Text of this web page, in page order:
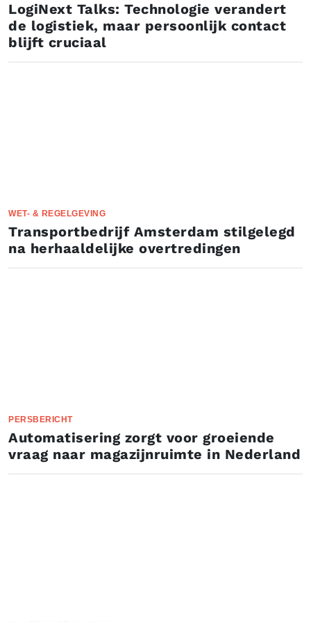
LogiNext Talks: Technologie verandert
de logistiek, maar persoonlijk contact
blijft cruciaal
WET- & REGELGEVING
Transportbedrijf Amsterdam stilgelegd
na herhaaldelijke overtredingen
PERSBERICHT
Automatisering zorgt voor groeiende
vraag naar magazijnruimte in Nederland